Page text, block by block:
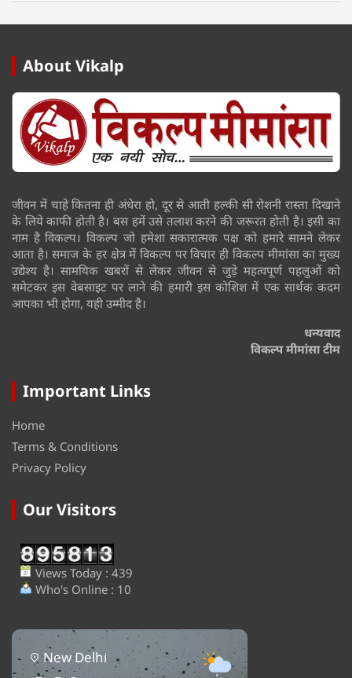
About Vikalp
जीवन में चाहे कितना ही अंधेरा हो, दूर से आती हल्की सी रोशनी रास्ता दिखाने
के लिये काफी होती है। बस हमें उसे तलाश करने की जरूरत होती है। इसी का
नाम है विकल्प। विकल्प जो हमेशा सकारात्मक पक्ष को हमारे सामने लेकर
आता है। समाज के हर क्षेत्र में विकल्प पर विचार ही विकल्प मीमांसा का मुख्य
उद्येश्य है। सामयिक खबरों से लेकर जीवन से जुड़े महत्वपूर्ण पहलुओं को
समेटकर इस वेबसाइट पर लाने की हमारी इस कोशिश में एक सार्थक कदम
आपका भी होगा, यही उम्मीद है।
धन्यवाद
विकल्प मीमांसा टीम
Important Links
Home
Terms & Conditions
Privacy Policy
Our Visitors
Views Today : 439
Who's Online : 10
New Delhi